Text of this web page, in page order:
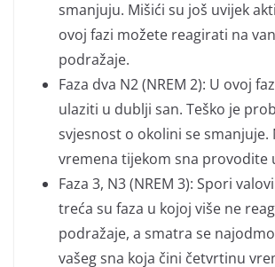
smanjuju. Mišići su još uvijek
ovoj fazi možete reagirati na
podražaje.
Faza dva N2 (NREM 2): U ovoj
ulaziti u dublji san. Teško je
svjesnost o okolini se smanjuje.
vremena tijekom sna provodite
Faza 3, N3 (NREM 3): Spori
treća su faza u kojoj više ne
podražaje, a smatra se
vašeg sna koja čini četvrtinu